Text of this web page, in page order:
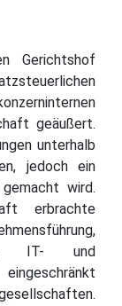
Gerichtshof
geäußert.
unterhalb
jedoch ein
wird.
erbrachte
, IT- und